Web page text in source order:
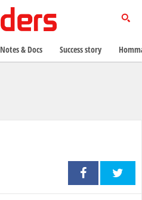
Notes & Docs Success story